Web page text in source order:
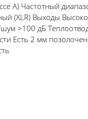
A) Частотный
(XLR) Выходы
>100 дБ
Есть 2 мм